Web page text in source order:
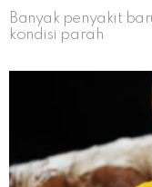
Banyak penyakit
kondisi parah